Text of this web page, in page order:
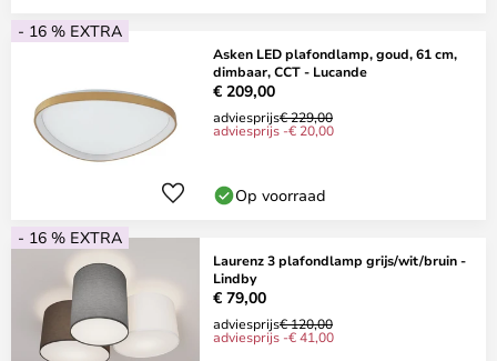
- 16 % EXTRA
Asken LED plafondlamp, goud, 61 cm,
dimbaar, CCT - Lucande
€ 209,00
adviesprijs€ 229,00
adviesprijs -€ 20,00
Op voorraad
- 16 % EXTRA
Laurenz 3 plafondlamp grijs/wit/bruin -
Lindby
€ 79,00
adviesprijs€ 120,00
adviesprijs -€ 41,00